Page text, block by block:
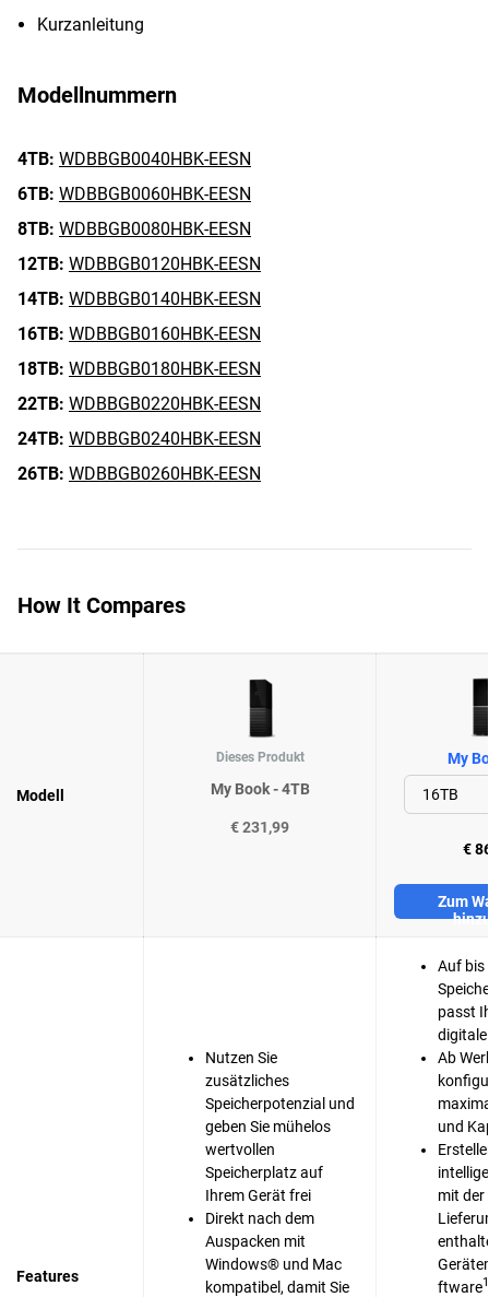
Kurzanleitung
Modellnummern
4TB: WDBBGB0040HBK-EESN
6TB: WDBBGB0060HBK-EESN
8TB: WDBBGB0080HBK-EESN
12TB: WDBBGB0120HBK-EESN
14TB: WDBBGB0140HBK-EESN
16TB: WDBBGB0160HBK-EESN
18TB: WDBBGB0180HBK-EESN
22TB: WDBBGB0220HBK-EESN
24TB: WDBBGB0240HBK-EESN
26TB: WDBBGB0260HBK-EESN
How It Compares
Modell
Dieses Produkt
My Book - 4TB
€ 231,99
My
€
Zum
Features
Nutzen Sie
zusätzliches
Speicherpotenzial und
geben Sie mühelos
wertvollen
Speicherplatz auf
Ihrem Gerät frei
Direkt nach dem
Auspacken mit
Windows® und Mac
kompatibel, damit Sie
Auf bis
passt
digitale
Ab
und
mit der
ftware1